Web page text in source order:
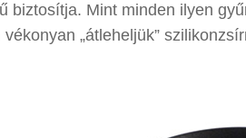
biztosítja. Mint minden ilyen
„átleheljük”